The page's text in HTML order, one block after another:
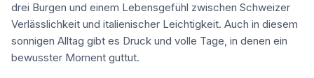
drei Burgen und einem Lebensgefühl zwischen Schweizer
Verlässlichkeit und italienischer Leichtigkeit. Auch in diesem
sonnigen Alltag gibt es Druck und volle Tage, in denen ein
bewusster Moment guttut.